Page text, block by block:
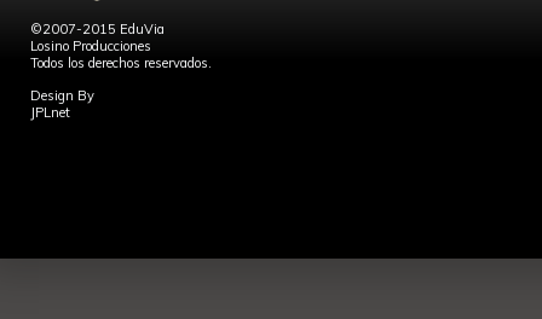
©2007-2015 EduVia
Losino Producciones
Todos los derechos reservados.
Design By
JPLnet